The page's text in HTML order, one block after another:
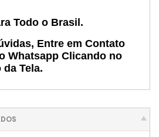
Todo o Brasil.
Entre em Contato
Whatsapp Clicando no
Tela.